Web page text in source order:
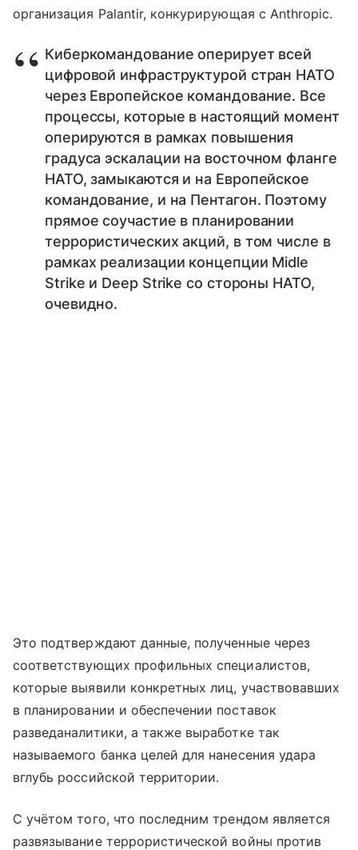
организация Palantir, конкурирующая с Anthropic.
Киберкомандование оперирует всей
цифровой инфраструктурой стран НАТО
через Европейское командование. Все
процессы, которые в настоящий момент
оперируются в рамках повышения
градуса эскалации на восточном фланге
НАТО, замыкаются и на Европейское
командование, и на Пентагон. Поэтому
прямое соучастие в планировании
террористических акций, в том числе в
рамках реализации концепции Midle
Strike и Deep Strike со стороны НАТО,
очевидно.
Это подтверждают данные, полученные через
соответствующих профильных специалистов,
которые выявили конкретных лиц, участвовавших
в планировании и обеспечении поставок
разведаналитики, а также выработке так
называемого банка целей для нанесения удара
вглубь российской территории.
С учётом того, что последним трендом является
развязывание террористической войны против